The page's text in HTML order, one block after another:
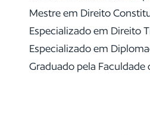
Mestre em Direito
Especializado em Direito
Especializado em
Graduado pela Faculdade